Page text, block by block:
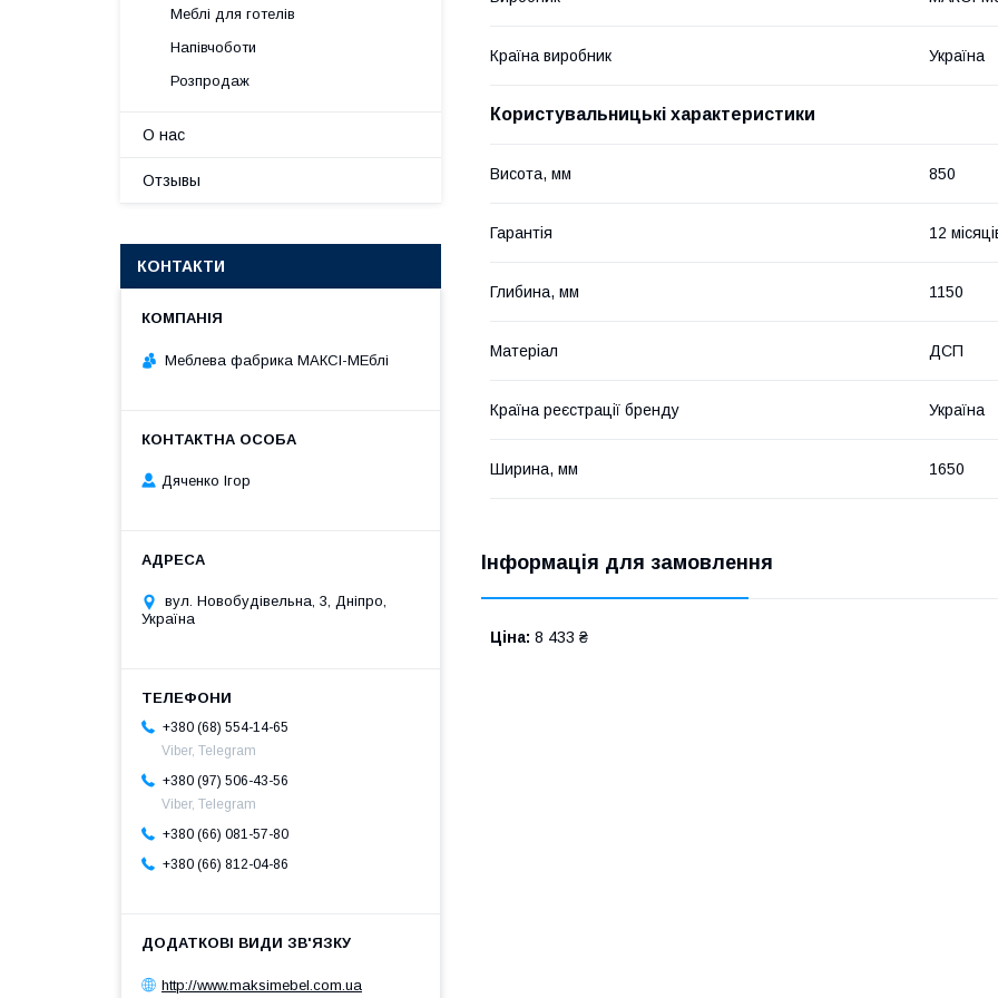
Країна виробник Україна
Користувальницькі характеристики
Висота, мм 850
Гарантія 12
Глибина, мм 1150
Матеріал ДСП
Країна реєстрації бренду Україна
Ширина, мм 1650
Інформація для замовлення
Ціна: 8 433 ₴
Меблі для готелів
Напівчоботи
Розпродаж
О нас
Отзывы
КОНТАКТИ
Меблева фабрика МАКСІ-МЕблі
Дяченко Ігор
вул. Новобудівельна, 3, Дніпро,
Україна
+380 (68) 554-14-65
Viber, Telegram
+380 (97) 506-43-56
Viber, Telegram
+380 (66) 081-57-80
+380 (66) 812-04-86
http://www.maksimebel.com.ua